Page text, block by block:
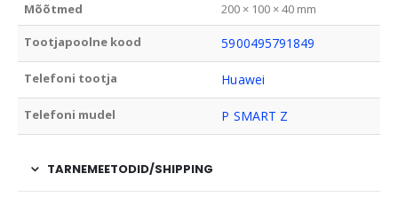
Mõõtmed 200 × 100 × 40 mm
Tootjapoolne kood 5900495791849
Telefoni tootja Huawei
Telefoni mudel P SMART Z
TARNEMEETODID/SHIPPING